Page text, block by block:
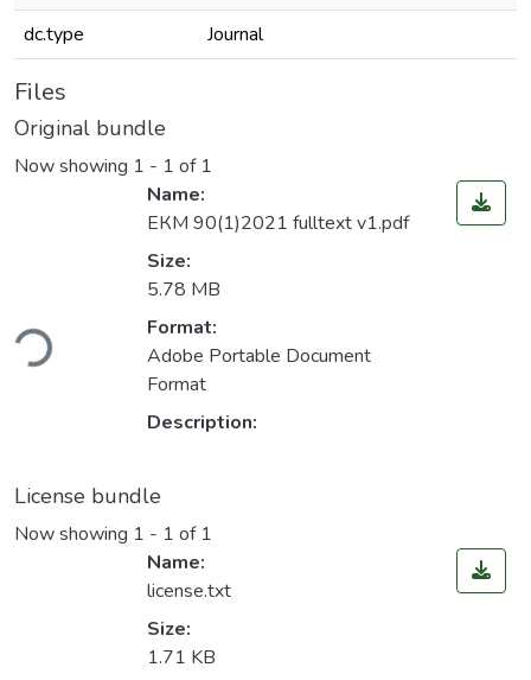
dc.type
Journal
Files
Original bundle
Now showing 1 - 1 of 1
Name:
ЕКМ 90(1)2021 fulltext v1.pdf
Size:
5.78 MB
Format:
Adobe Portable Document
Format
Description:
License bundle
Now showing 1 - 1 of 1
Name:
license.txt
Size:
1.71 KB